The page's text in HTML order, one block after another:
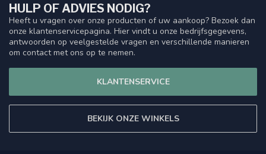
HULP OF ADVIES NODIG?
Heeft u vragen over onze producten of uw aankoop? Bezoek dan
onze klantenservicepagina. Hier vindt u onze bedrijfsgegevens,
antwoorden op veelgestelde vragen en verschillende manieren
om contact met ons op te nemen.
KLANTENSERVICE
BEKIJK ONZE WINKELS